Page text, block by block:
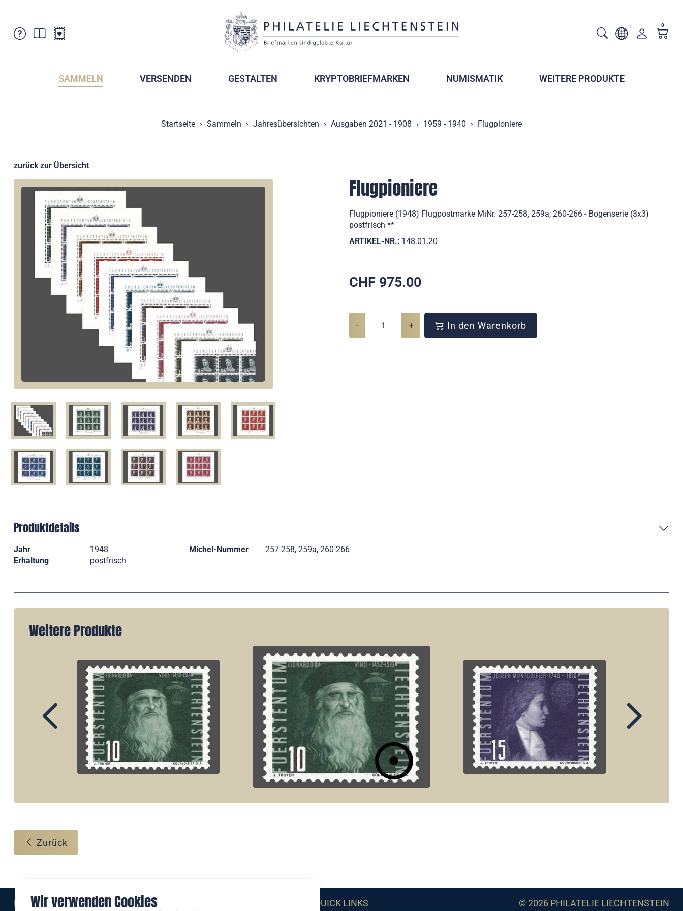
Wir verwenden Cookies
Verkaufsstellen
Postcrossing
Abonnemente
0
SAMMELN VERSENDEN GESTALTEN KRYPTOBRIEFMARKEN NUMISMATIK WEITERE PRODUKTE
Startseite Sammeln Jahresübersichten Ausgaben 2021 - 1908 1959 - 1940 Flugpioniere
zurück zur Übersicht
Flugpioniere
Flugpioniere (1948) Flugpostmarke MiNr. 257-258, 259a, 260-266 - Bogenserie (3x3)
postfrisch **
ARTIKEL-NR.: 148.01.20
CHF 975.00
- + In den Warenkorb
Produktdetails
Jahr 1948 Michel-Nummer
257-258, 259a, 260-266
Erhaltung
postfrisch
Weitere Produkte
Zurück
Eine Marke der QUICK LINKS © 2026 PHILATELIE LIECHTENSTEIN